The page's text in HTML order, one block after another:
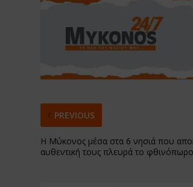
PREVIOUS
Η Μύκονος μέσα στα 6 νησιά που
αυθεντική τους πλευρά το φθινόπωρο